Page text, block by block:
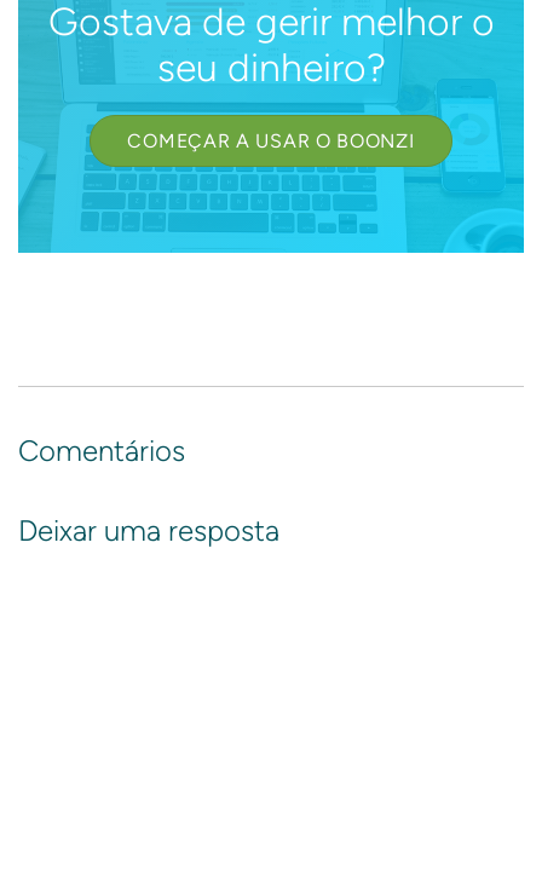
Gostava de gerir melhor o
seu dinheiro?
COMEÇAR A USAR O BOONZI
Comentários
Deixar uma resposta